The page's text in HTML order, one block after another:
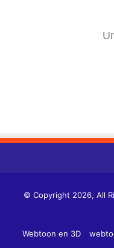
© Copyright 2026, All
Webtoon en 3D